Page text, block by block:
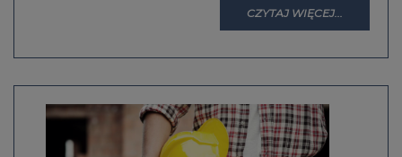
CZYTAJ WIĘCEJ...